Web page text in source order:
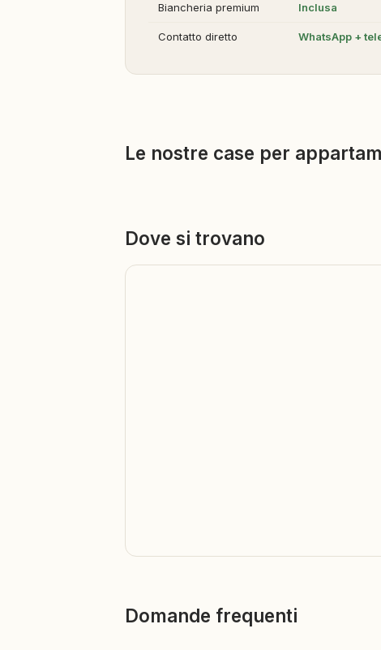
Biancheria premium Inclusa
Contatto diretto WhatsApp +
Le nostre case per
Dove si trovano
Domande frequenti